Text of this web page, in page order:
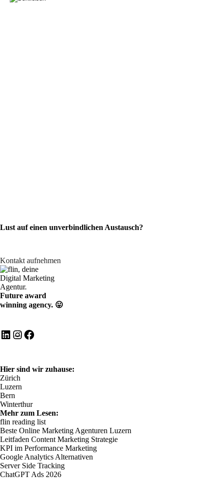
Lust auf einen unverbindlichen Austausch?
Kontakt aufnehmen
Future award
winning agency. 😛
LinkedIn
Instagram
Facebook
Hier sind wir zuhause:
Zürich
Luzern
Bern
Winterthur
Mehr zum Lesen:
flin reading list
Beste Online Marketing Agenturen Luzern
Leitfaden Content Marketing Strategie
KPI im Performance Marketing
Google Analytics Alternativen
Server Side Tracking
ChatGPT Ads 2026